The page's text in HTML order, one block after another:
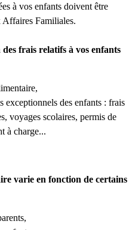
à vos enfants doivent être
Affaires Familiales.
frais relatifs à vos enfants
exceptionnels des enfants : frais
voyages scolaires, permis de
à charge...
varie en fonction de certains